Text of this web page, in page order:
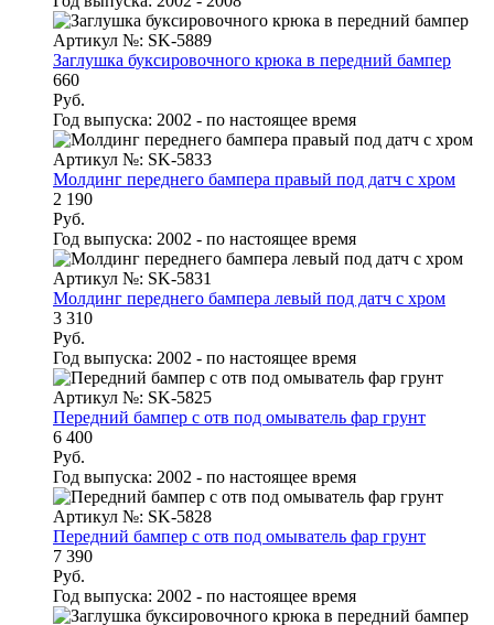
Артикул №: SK-5889
Заглушка буксировочного крюка в передний бампер
660
Руб.
Год выпуска: 2002 - по настоящее время
Артикул №: SK-5833
Молдинг переднего бампера правый под датч с хром
2 190
Руб.
Год выпуска: 2002 - по настоящее время
Артикул №: SK-5831
Молдинг переднего бампера левый под датч с хром
3 310
Руб.
Год выпуска: 2002 - по настоящее время
Артикул №: SK-5825
Передний бампер с отв под омыватель фар грунт
6 400
Руб.
Год выпуска: 2002 - по настоящее время
Артикул №: SK-5828
Передний бампер с отв под омыватель фар грунт
7 390
Руб.
Год выпуска: 2002 - по настоящее время